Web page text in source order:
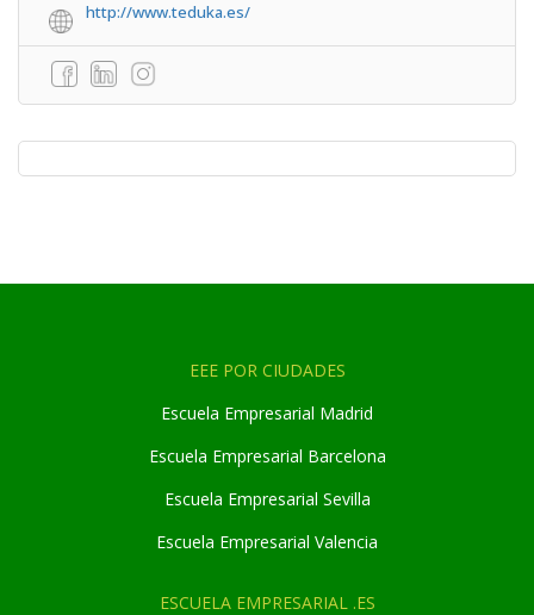
http://www.teduka.es/
EEE POR CIUDADES
Escuela Empresarial Madrid
Escuela Empresarial Barcelona
Escuela Empresarial Sevilla
Escuela Empresarial Valencia
ESCUELA EMPRESARIAL .ES